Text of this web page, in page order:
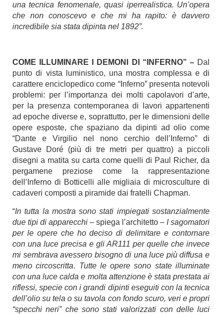
una tecnica fenomenale, quasi iperrealistica. Un’opera
che non conoscevo e che mi ha rapito: è davvero
incredibile sia stata dipinta nel 1892”.
COME ILLUMINARE I DEMONI DI “INFERNO” –Dal
punto di vista luministico, una mostra complessa e di
carattere enciclopedico come “Inferno” presenta notevoli
problemi: per l’importanza dei molti capolavori d’arte,
per la presenza contemporanea di lavori appartenenti
ad epoche diverse e, soprattutto, per le dimensioni delle
opere esposte, che spaziano da dipinti ad olio come
“Dante e Virgilio nel nono cerchio dell’Inferno” di
Gustave Doré (più di tre metri per quattro) a piccoli
disegni a matita su carta come quelli di Paul Richer, da
pergamene preziose come la rappresentazione
dell’Inferno di Botticelli alle migliaia di microsculture di
cadaveri composti a piramide dai fratelli Chapman.
“In tutta la mostra sono stati impiegati sostanzialmente
due tipi di apparecchi – spiega l’architetto – I sagomatori
per le opere che ho deciso di delimitare e contornare
con una luce precisa e gli AR111 per quelle che invece
mi sembrava avessero bisogno di una luce più diffusa e
meno circoscritta. Tutte le opere sono state illuminate
con una luce calda e molta attenzione è stata prestata ai
riflessi, specie con i grandi dipinti eseguiti con la tecnica
dell’olio su tela o su tavola con fondo scuro, veri e propri
“specchi neri” che sono stati valorizzati con delle luci